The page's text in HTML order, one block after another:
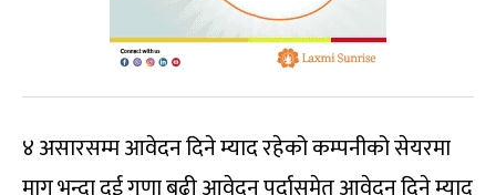
४ असारसम्म आवेदन दिने म्याद रहेको कम्पनीको सेयरमा